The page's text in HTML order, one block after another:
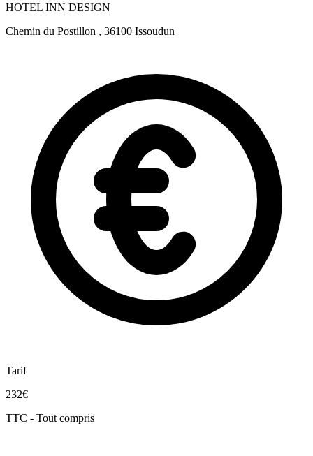
HOTEL INN DESIGN
Chemin du Postillon , 36100 Issoudun
Tarif
232€
TTC - Tout compris